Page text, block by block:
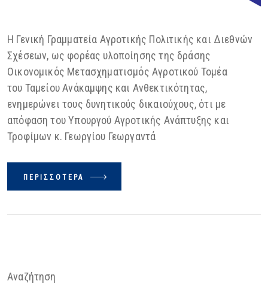
Η Γενική Γραμματεία Αγροτικής Πολιτικής και Διεθνών
Σχέσεων, ως φορέας υλοποίησης της δράσης
Οικονομικός Μετασχηματισμός Αγροτικού Τομέα
του Ταμείου Ανάκαμψης και Ανθεκτικότητας,
ενημερώνει τους δυνητικούς δικαιούχους, ότι με
απόφαση του Υπουργού Αγροτικής Ανάπτυξης και
Τροφίμων κ. Γεωργίου Γεωργαντά
ΠΕΡΙΣΣΌΤΕΡΑ
Αναζήτηση